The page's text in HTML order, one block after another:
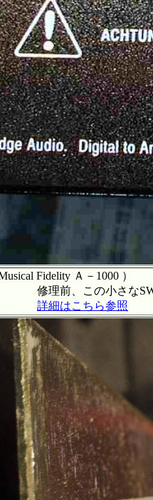
Fidelity Ａ－1000 ）
で電源線の両方
詳細はこちら参照